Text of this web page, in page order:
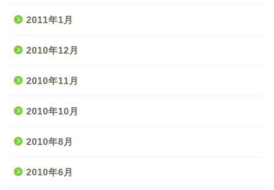
2011年1月
2010年12月
2010年11月
2010年10月
2010年8月
2010年6月